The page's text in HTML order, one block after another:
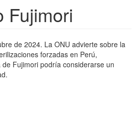
Fujimori
de 2024. La ONU advierte sobre la
forzadas en Perú,
Fujimori podría considerarse un